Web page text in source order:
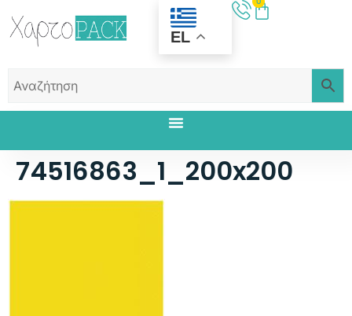
EL
74516863_1_200x200